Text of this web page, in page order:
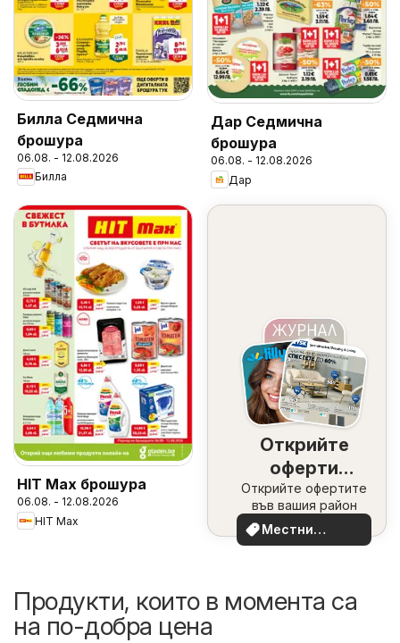
Билла Седмична
брошура
06.08. - 12.08.2026
Билла
Дар Седмична
брошура
06.08. - 12.08.2026
Дар
HIT Max брошура
06.08. - 12.08.2026
HIT Max
Открийте
оферти
наблизо
Открийте офертите
във вашия район
Местни
оферти
Продукти, които в момента са
на по-добра цена